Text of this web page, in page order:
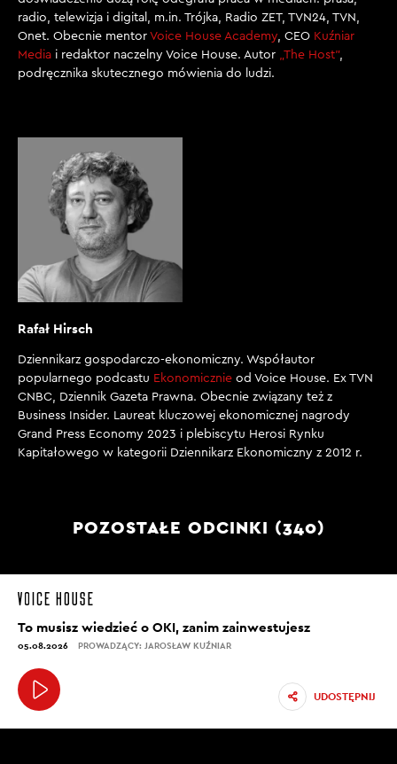
radio, telewizja i digital, m.in. Trójka, Radio ZET, TVN24, TVN,
Onet. Obecnie mentor Voice House Academy, CEO Kuźniar
Media i redaktor naczelny Voice House. Autor „The Host”,
podręcznika skutecznego mówienia do ludzi.
Rafał Hirsch
Dziennikarz gospodarczo-ekonomiczny. Współautor
popularnego podcastu Ekonomicznie od Voice House. Ex TVN
CNBC, Dziennik Gazeta Prawna. Obecnie związany też z
Business Insider. Laureat kluczowej ekonomicznej nagrody
Grand Press Economy 2023 i plebiscytu Herosi Rynku
Kapitałowego w kategorii Dziennikarz Ekonomiczny z 2012 r.
POZOSTAŁE ODCINKI (340)
To musisz wiedzieć o OKI, zanim zainwestujesz
05.08.2026 PROWADZĄCY: JAROSŁAW KUŹNIAR
UDOSTĘPNIJ